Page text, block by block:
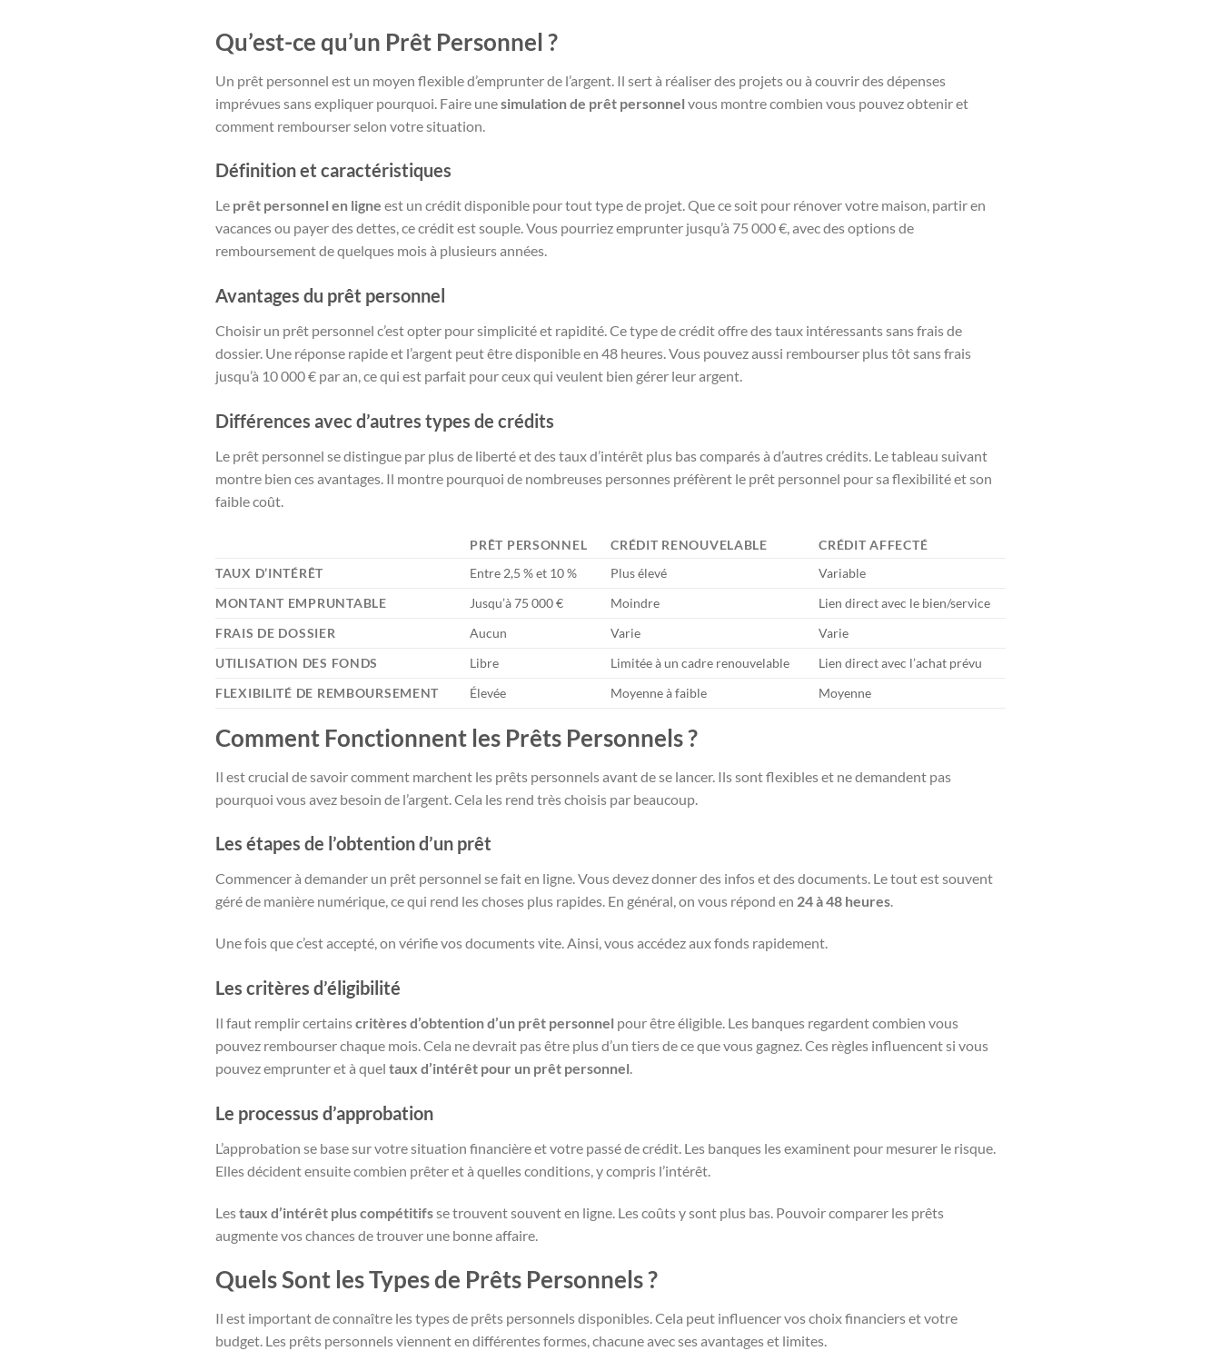
Qu’est-ce qu’un Prêt Personnel ?
Un prêt personnel est un moyen flexible d’emprunter de l’argent. Il sert à réaliser des projets ou à couvrir des dépenses
imprévues sans expliquer pourquoi. Faire unesimulation de prêt personnel vous montre combien vous pouvez obtenir et
comment rembourser selon votre situation.
Définition et caractéristiques
Le prêt personnel en ligne est un crédit disponible pour tout type de projet. Que ce soit pour rénover votre maison, partir en
vacances ou payer des dettes, ce crédit est souple. Vous pourriez emprunter jusqu’à 75 000 €, avec des options de
remboursement de quelques mois à plusieurs années.
Avantages du prêt personnel
Choisir un prêt personnel c’est opter pour simplicité et rapidité. Ce type de crédit offre des taux intéressants sans frais de
dossier. Une réponse rapide et l’argent peut être disponible en 48 heures. Vous pouvez aussi rembourser plus tôt sans frais
jusqu’à 10 000 € par an, ce qui est parfait pour ceux qui veulent bien gérer leur argent.
Différences avec d’autres types de crédits
Le prêt personnel se distingue par plus de liberté et des taux d’intérêt plus bas comparés à d’autres crédits. Le tableau suivant
montre bien ces avantages. Il montre pourquoi de nombreuses personnes préfèrent le prêt personnel pour sa flexibilité et son
faible coût.
PRÊT PERSONNEL CRÉDIT RENOUVELABLE
CRÉDIT AFFECTÉ
TAUX D’INTÉRÊT
Entre 2,5 % et 10 % Plus élevé
Variable
MONTANT EMPRUNTABLE
Jusqu’à 75 000 € Moindre
Lien direct avec le bien/service
FRAIS DE DOSSIER
Aucun Varie
Varie
UTILISATION DES FONDS
Libre Limitée à un cadre renouvelable
Lien direct avec l’achat prévu
FLEXIBILITÉ DE REMBOURSEMENT
Élevée Moyenne à faible Moyenne
Comment Fonctionnent les Prêts Personnels ?
Il est crucial de savoir comment marchent les prêts personnels avant de se lancer. Ils sont flexibles et ne demandent pas
pourquoi vous avez besoin de l’argent. Cela les rend très choisis par beaucoup.
Les étapes de l’obtention d’un prêt
Commencer à demander un prêt personnel se fait en ligne. Vous devez donner des infos et des documents. Le tout est souvent
géré de manière numérique, ce qui rend les choses plus rapides. En général, on vous répond en 24 à 48 heures.
Une fois que c’est accepté, on vérifie vos documents vite. Ainsi, vous accédez aux fonds rapidement.
Les critères d’éligibilité
Il faut remplir certainscritères d’obtention d’un prêt personnel pour être éligible. Les banques regardent combien vous
pouvez rembourser chaque mois. Cela ne devrait pas être plus d’un tiers de ce que vous gagnez. Ces règles influencent si vous
pouvez emprunter et à quel taux d’intérêt pour un prêt personnel.
Le processus d’approbation
L’approbation se base sur votre situation financière et votre passé de crédit. Les banques les examinent pour mesurer le risque.
Elles décident ensuite combien prêter et à quelles conditions, y compris l’intérêt.
Lestaux d’intérêt plus compétitifsse trouvent souvent en ligne. Les coûts y sont plus bas. Pouvoir comparer les prêts
augmente vos chances de trouver une bonne affaire.
Quels Sont les Types de Prêts Personnels ?
Il est important de connaître les types de prêts personnels disponibles. Cela peut influencer vos choix financiers et votre
budget. Les prêts personnels viennent en différentes formes, chacune avec ses avantages et limites.